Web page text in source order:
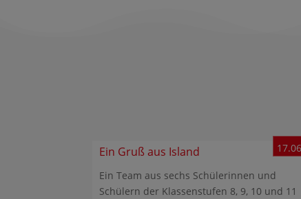
Ein Gruß aus Island
Ein Team aus sechs Schülerinnen und
Schülern der Klassenstufen 8, 9, 10 und 11